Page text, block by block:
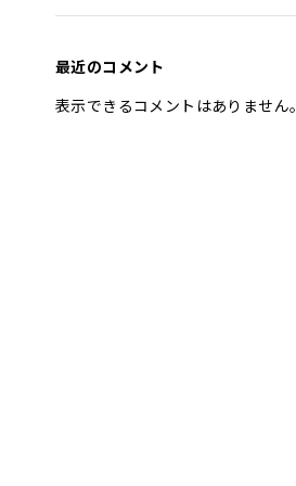
最近のコメント
表示できるコメントはありません。